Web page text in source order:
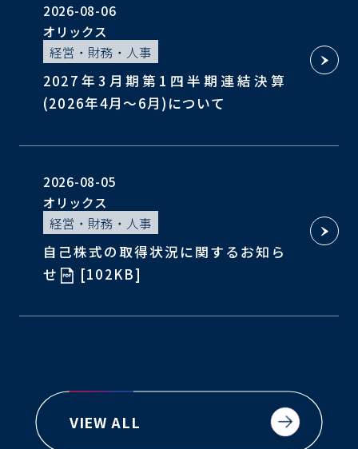
2026-08-06
オリックス
経営・財務・人事
2027年3月期第1四半期連結決算
(2026年4月～6月)について
2026-08-05
オリックス
経営・財務・人事
自己株式の取得状況に関するお知ら
せ
[102KB]
VIEW ALL